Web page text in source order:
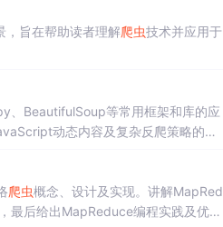
，旨在帮助读者理解爬虫技术并应用于
、BeautifulSoup等常用框架和库的应
动态内容及复杂反爬策略的方
爬虫概念、设计及实现。讲解MapRed
最后给出MapReduce编程实践及优化